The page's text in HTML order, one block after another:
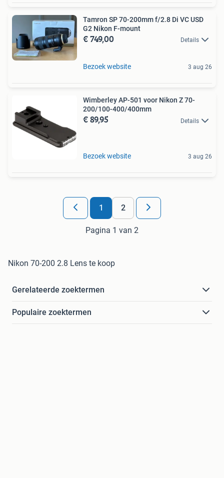
Tamron SP 70-200mm f/2.8 Di VC USD
G2 Nikon F-mount
€ 749,00 Details
Bezoek website 3 aug 26
Wimberley AP-501 voor Nikon Z 70-
200/100-400/400mm
€ 89,95 Details
Bezoek website 3 aug 26
1 2
Pagina 1 van 2
Nikon 70-200 2.8 Lens te koop
Gerelateerde zoektermen
Populaire zoektermen